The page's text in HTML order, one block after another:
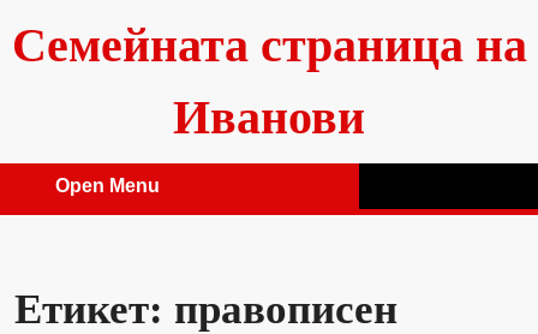
content
Семейната страница на
Иванови
Open Menu
Етикет: правописен